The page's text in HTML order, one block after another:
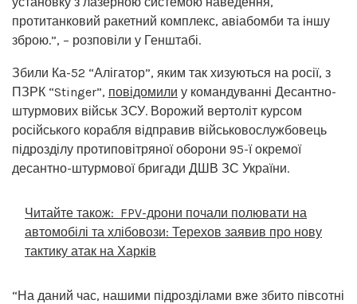
протитанковий ракетний комплекс, авіабомби та іншу
зброю.”, – розповіли у Генштабі.
Збили Ка-52 “Алігатор”, яким так хизуються на росії, з
ПЗРК “Stinger”, повідомили у командуванні Десантно-
штурмових військ ЗСУ. Ворожий вертоліт курсом
російського корабля відправив військовослужбовець
підрозділу протиповітряної оборони 95-ї окремої
десантно-штурмової бригади ДШВ ЗС України.
Читайте також: FPV-дрони почали полювати на
автомобілі та хлібовози: Терехов заявив про нову
тактику атак на Харків
“На даний час, нашими підрозділами вже збито півсотні